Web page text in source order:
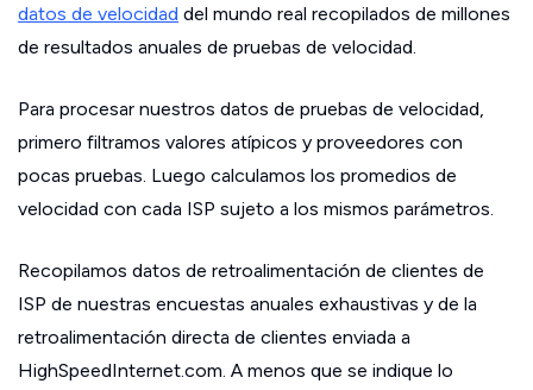
datos de velocidad del mundo real recopilados de millones
de resultados anuales de pruebas de velocidad.
Para procesar nuestros datos de pruebas de velocidad,
primero filtramos valores atípicos y proveedores con
pocas pruebas. Luego calculamos los promedios de
velocidad con cada ISP sujeto a los mismos parámetros.
Recopilamos datos de retroalimentación de clientes de
ISP de nuestras encuestas anuales exhaustivas y de la
retroalimentación directa de clientes enviada a
HighSpeedInternet.com. A menos que se indique lo